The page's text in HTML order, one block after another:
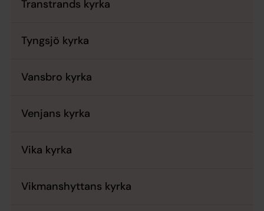
Transtrands kyrka
Tyngsjö kyrka
Vansbro kyrka
Venjans kyrka
Vika kyrka
Vikmanshyttans kyrka